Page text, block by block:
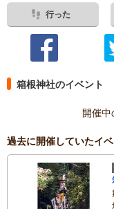
行った
箱根神社のイベント
開催中
過去に開催していたイ